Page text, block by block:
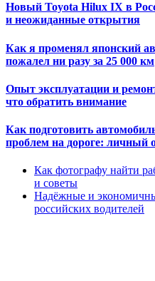
Новый Toyota Hilux IX в
и неожиданные открытия
Как я променял японский
пожалел ни разу за 25 000 км
Опыт эксплуатации и
что обратить внимание
Как подготовить
проблем на дороге: личный
Как фотографу найти
и советы
Надёжные и
российских водителей